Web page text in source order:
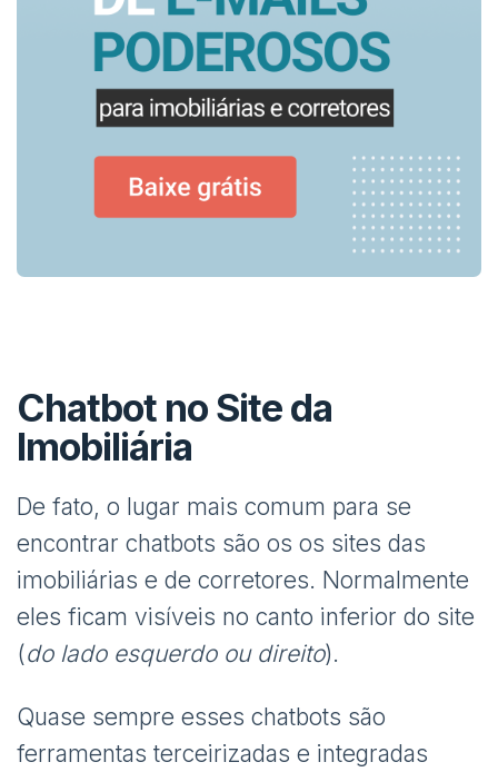
Chatbot no Site da
Imobiliária
De fato, o lugar mais comum para se
encontrar chatbots são os os sites das
imobiliárias e de corretores. Normalmente
eles ficam visíveis no canto inferior do site
(do lado esquerdo ou direito).
Quase sempre esses chatbots são
ferramentas terceirizadas e integradas